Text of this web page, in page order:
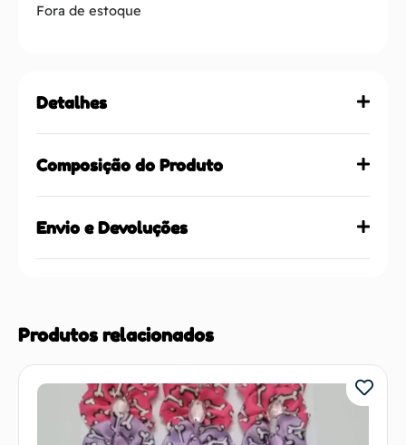
Fora de estoque
Detalhes
Composição do Produto
Envio e Devoluções
Produtos relacionados